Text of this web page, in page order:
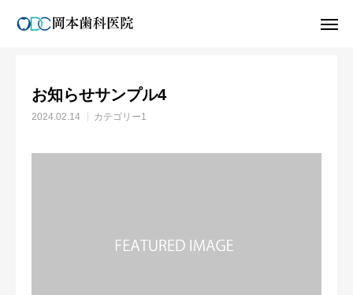
お知らせ カテゴリー1
お知らせサンプル4
2024.02.14 カテゴリー1
Web予約